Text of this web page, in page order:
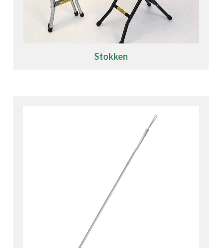
Stokken